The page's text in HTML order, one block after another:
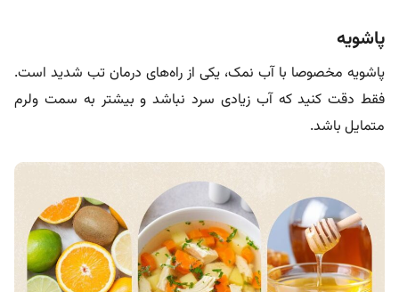
پاشویه
پاشویه مخصوصا با آب نمک، یکی از راه‌های درمان تب شدید است.
فقط دقت کنید که آب زیادی سرد نباشد و بیشتر به سمت ولرم
متمایل باشد.